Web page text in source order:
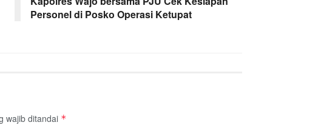
Personel di Posko Operasi Ketupat
wajib ditandai *